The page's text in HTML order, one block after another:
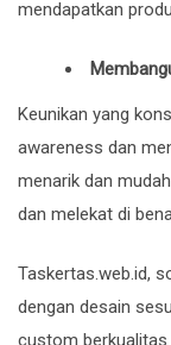
mendapatkan
Keunikan yang
awareness dan
menarik dan
dan melekat di
Taskertas.web.id,
dengan desain
custom